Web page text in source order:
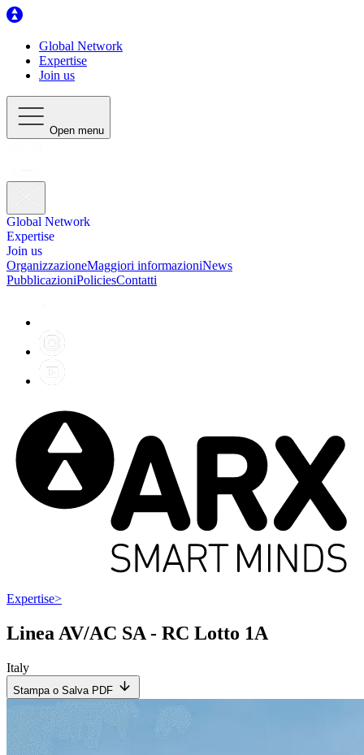
Global Network
Expertise
Join us
Open menu
Global Network
Expertise
Join us
OrganizzazioneMaggiori informazioniNews
PubblicazioniPoliciesContatti
Expertise>
Linea AV/AC SA - RC Lotto 1A
Italy
Stampa o Salva PDF